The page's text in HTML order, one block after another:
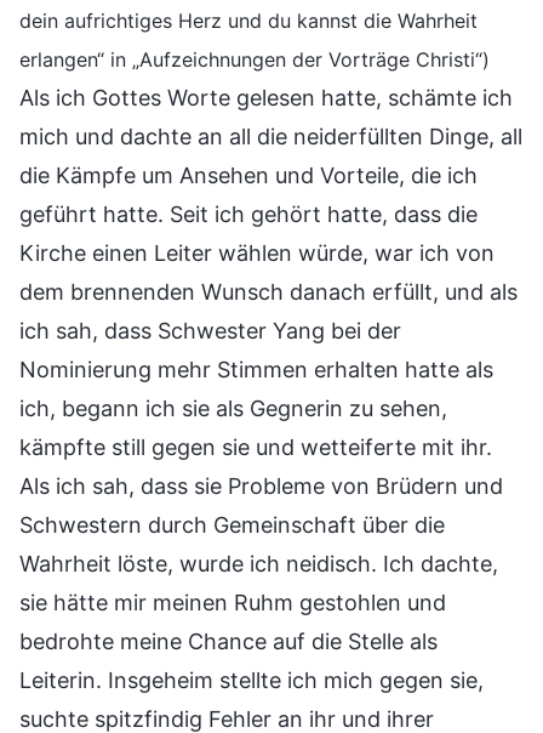
dein aufrichtiges Herz und du kannst die Wahrheit
erlangen“ in „Aufzeichnungen der Vorträge Christi“)
Als ich Gottes Worte gelesen hatte, schämte ich
mich und dachte an all die neiderfüllten Dinge, all
die Kämpfe um Ansehen und Vorteile, die ich
geführt hatte. Seit ich gehört hatte, dass die
Kirche einen Leiter wählen würde, war ich von
dem brennenden Wunsch danach erfüllt, und als
ich sah, dass Schwester Yang bei der
Nominierung mehr Stimmen erhalten hatte als
ich, begann ich sie als Gegnerin zu sehen,
kämpfte still gegen sie und wetteiferte mit ihr.
Als ich sah, dass sie Probleme von Brüdern und
Schwestern durch Gemeinschaft über die
Wahrheit löste, wurde ich neidisch. Ich dachte,
sie hätte mir meinen Ruhm gestohlen und
bedrohte meine Chance auf die Stelle als
Leiterin. Insgeheim stellte ich mich gegen sie,
suchte spitzfindig Fehler an ihr und ihrer